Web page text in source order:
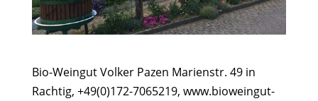
Bio-Weingut Volker Pazen Marienstr. 49 in
Rachtig, +49(0)172-7065219, www.bioweingut-